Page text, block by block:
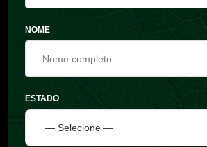
NOME
ESTADO